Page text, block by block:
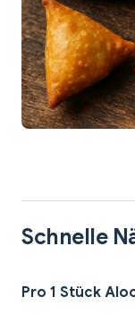
Schnelle
Pro 1 Stück